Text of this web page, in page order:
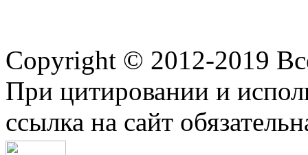
Copyright © 2012-2019
При цитировании и
ссылка на сайт